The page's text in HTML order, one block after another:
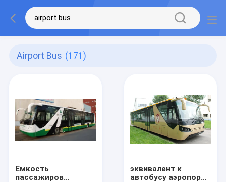
Airport Bus (171)
Емкость
пассажиров
эквивалент к
автобусу аэропорта